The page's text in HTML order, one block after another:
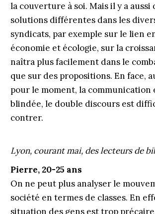
la couverture à soi. Mais il y a aussi
solutions différentes dans les
syndicats, par exemple sur le lien
économie et écologie, sur la
naîtra plus facilement dans le
que sur des propositions. En face,
pour le moment, la communication
blindée, le double discours est
contrer.
Lyon, courant mai, des lecteurs de
Pierre, 20-25 ans
On ne peut plus analyser le
société en termes de classes. En
situation des gens est trop